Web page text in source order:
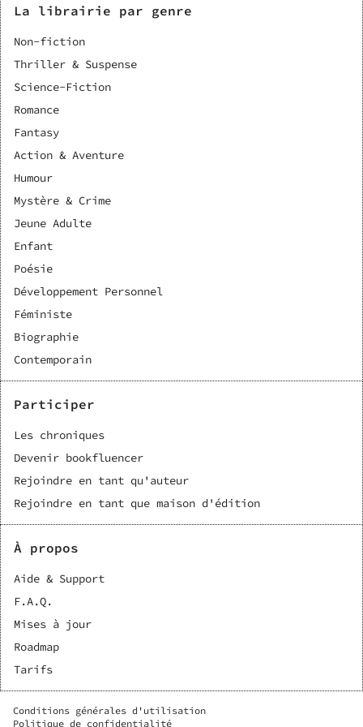
La librairie par genre
Non-fiction
Thriller & Suspense
Science-Fiction
Romance
Fantasy
Action & Aventure
Humour
Mystère & Crime
Jeune Adulte
Enfant
Poésie
Développement Personnel
Féministe
Biographie
Contemporain
Participer
Les chroniques
Devenir bookfluencer
Rejoindre en tant qu'auteur
Rejoindre en tant que maison d'édition
À propos
Aide & Support
F.A.Q.
Mises à jour
Roadmap
Tarifs
Conditions générales d'utilisation
Politique de confidentialité